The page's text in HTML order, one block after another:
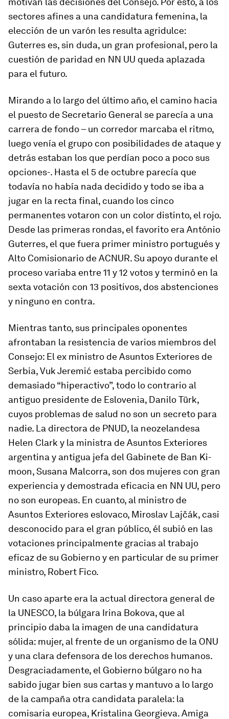
sectores afines a una candidatura femenina, la
elección de un varón les resulta agridulce:
Guterres es, sin duda, un gran profesional, pero la
cuestión de paridad en NN UU queda aplazada
para el futuro.
Mirando a lo largo del último año, el camino hacia
el puesto de Secretario General se parecía a una
carrera de fondo – un corredor marcaba el ritmo,
luego venía el grupo con posibilidades de ataque y
detrás estaban los que perdían poco a poco sus
opciones-. Hasta el 5 de octubre parecía que
todavía no había nada decidido y todo se iba a
jugar en la recta final, cuando los cinco
permanentes votaron con un color distinto, el rojo.
Desde las primeras rondas, el favorito era António
Guterres, el que fuera primer ministro portugués y
Alto Comisionario de ACNUR. Su apoyo durante el
proceso variaba entre 11 y 12 votos y terminó en la
sexta votación con 13 positivos, dos abstenciones
y ninguno en contra.
Mientras tanto, sus principales oponentes
afrontaban la resistencia de varios miembros del
Consejo: El ex ministro de Asuntos Exteriores de
Serbia, Vuk Jeremić estaba percibido como
demasiado “hiperactivo”, todo lo contrario al
antiguo presidente de Eslovenia, Danilo Türk,
cuyos problemas de salud no son un secreto para
nadie. La directora de PNUD, la neozelandesa
Helen Clark y la ministra de Asuntos Exteriores
argentina y antigua jefa del Gabinete de Ban Ki-
moon, Susana Malcorra, son dos mujeres con gran
experiencia y demostrada eficacia en NN UU, pero
no son europeas. En cuanto, al ministro de
Asuntos Exteriores eslovaco, Miroslav Lajčák, casi
desconocido para el gran público, él subió en las
votaciones principalmente gracias al trabajo
eficaz de su Gobierno y en particular de su primer
ministro, Robert Fico.
Un caso aparte era la actual directora general de
la UNESCO, la búlgara Irina Bokova, que al
principio daba la imagen de una candidatura
sólida: mujer, al frente de un organismo de la ONU
y una clara defensora de los derechos humanos.
Desgraciadamente, el Gobierno búlgaro no ha
sabido jugar bien sus cartas y mantuvo a lo largo
de la campaña otra candidata paralela: la
comisaria europea, Kristalina Georgieva. Amiga